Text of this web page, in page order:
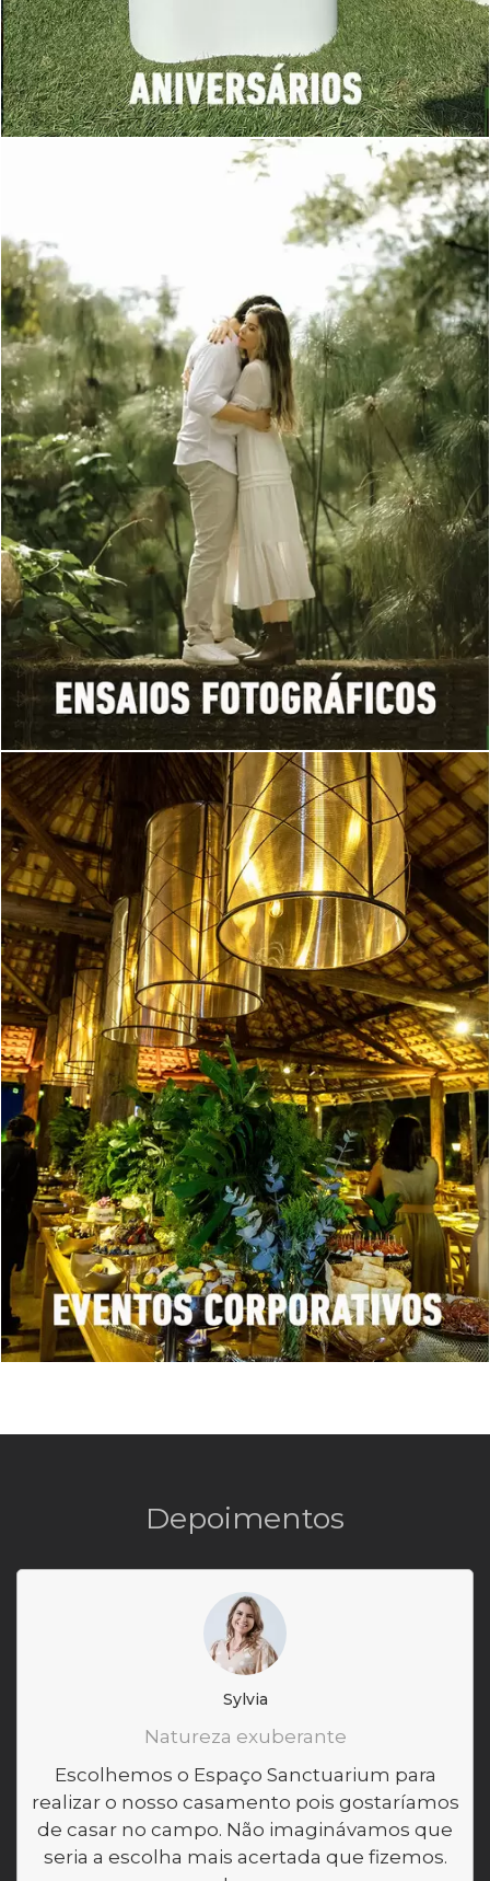
Depoimentos
Sylvia
Natureza exuberante
Escolhemos o Espaço Sanctuarium para
realizar o nosso casamento pois gostaríamos
de casar no campo. Não imaginávamos que
seria a escolha mais acertada que fizemos.